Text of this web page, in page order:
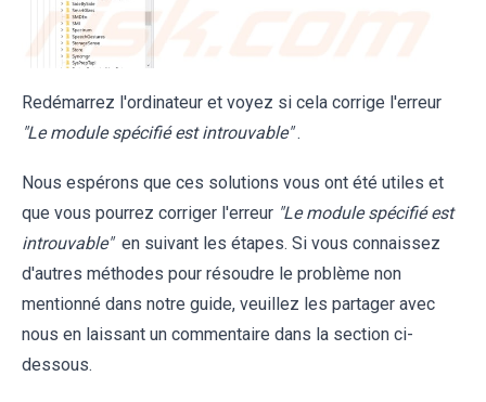
Redémarrez l'ordinateur et voyez si cela corrige l'erreur
"Le module spécifié est introuvable" .
Nous espérons que ces solutions vous ont été utiles et
que vous pourrez corriger l'erreur "Le module spécifié est
introuvable" en suivant les étapes. Si vous connaissez
d'autres méthodes pour résoudre le problème non
mentionné dans notre guide, veuillez les partager avec
nous en laissant un commentaire dans la section ci-
dessous.